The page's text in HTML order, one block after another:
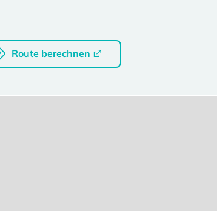
Route berechnen